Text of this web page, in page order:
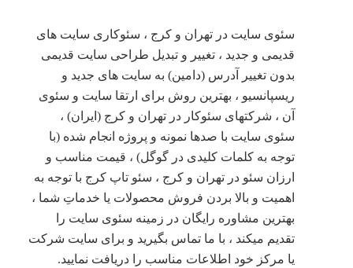
سئوی سایت در تهران و کرج ، سئوکاری سایت های
قدیمی و جدید ، تغییر و تبدیل طراحی سایت قدیمی
بدون تغییر آدرس (دامین) به سایت های جدید و
ریسپانسیو ، بهترین روش برای ارتقا سایت و سئوی
آن ، شرکتهای سئوکار در تهران و کرج (ایران) ،
سئوی سایت با صدها نمونه و پروژه انجام شده (با
توجه به کلمات کلیدی در گوگل) ، قیمت مناسب و
ارزان سئو در تهران و کرج ، سئو تاپ کرج با توجه به
اهمیت و بالا بردن فروش محصولات یا خدماتِ شما ،
بهترین مشاوره رایگان در زمینه سئوی سایت را
تقدیم میکند ، با ما تماس بگیرید و برای سایت شرکت
یا مرکز خود اطلاعات مناسب را دریافت نمایید.